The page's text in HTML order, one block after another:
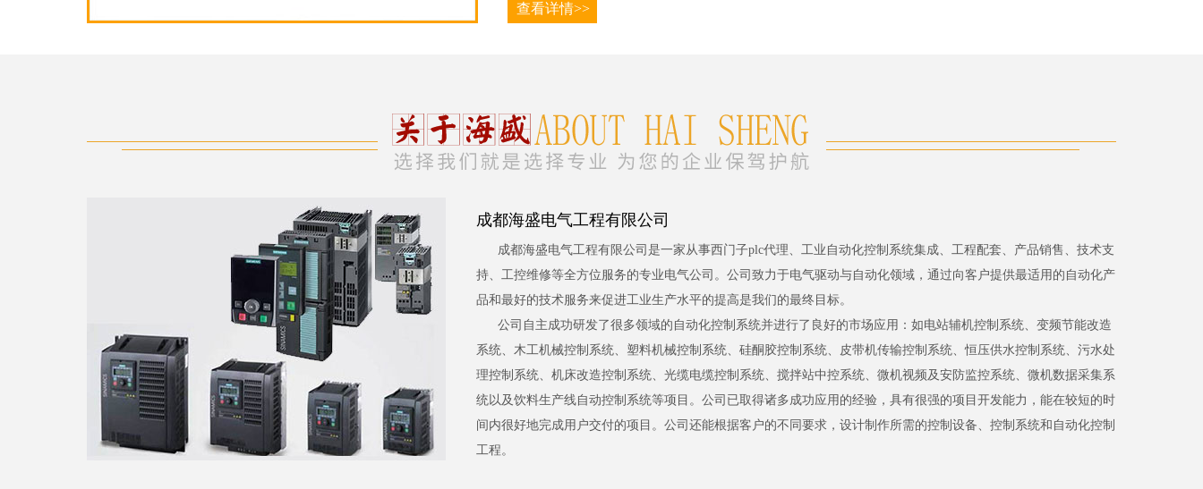
查看详情>>
成都海盛电气工程有限公司
成都海盛电气工程有限公司是一家从事西门子plc代理、工业自动化控制系统集成、工程配套、产品销售、技术支
持、工控维修等全方位服务的专业电气公司。公司致力于电气驱动与自动化领域，通过向客户提供最适用的自动化产
品和最好的技术服务来促进工业生产水平的提高是我们的最终目标。
公司自主成功研发了很多领域的自动化控制系统并进行了良好的市场应用：如电站辅机控制系统、变频节能改造
系统、木工机械控制系统、塑料机械控制系统、硅酮胶控制系统、皮带机传输控制系统、恒压供水控制系统、污水处
理控制系统、机床改造控制系统、光缆电缆控制系统、搅拌站中控系统、微机视频及安防监控系统、微机数据采集系
统以及饮料生产线自动控制系统等项目。公司已取得诸多成功应用的经验，具有很强的项目开发能力，能在较短的时
间内很好地完成用户交付的项目。公司还能根据客户的不同要求，设计制作所需的控制设备、控制系统和自动化控制
工程。